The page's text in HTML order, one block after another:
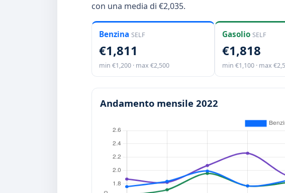
con una media di €2,035.
Benzina SELF
€1,811
min €1,200 · max €2,500
Gasolio SELF
€1,818
min €1,100 · max
Andamento mensile 2022